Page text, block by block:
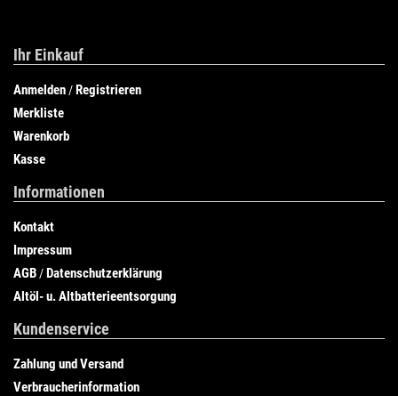
Ihr Einkauf
Anmelden /Registrieren
Merkliste
Warenkorb
Kasse
Informationen
Kontakt
Impressum
AGB /Datenschutzerklärung
Altöl- u. Altbatterieentsorgung
Kundenservice
Zahlung und Versand
Verbraucherinformation